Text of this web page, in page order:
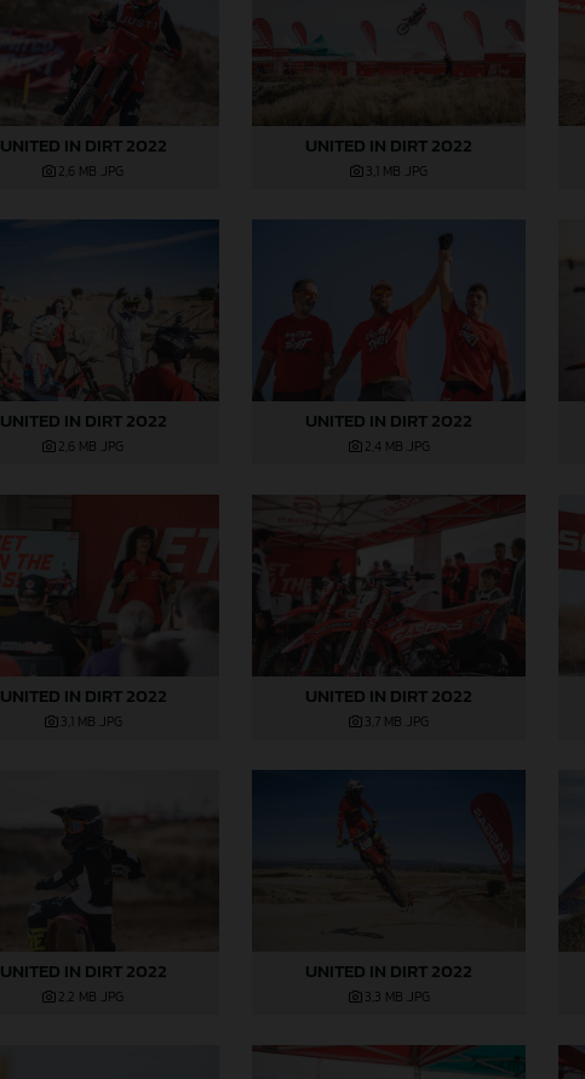
UNITED IN DIRT 2022
2,6 MB .JPG
UNITED IN DIRT 2022
3,1 MB .JPG
UNITED IN DIRT 2022
2,6 MB .JPG
UNITED IN DIRT 2022
2,4 MB .JPG
UNITED IN DIRT 2022
3,1 MB .JPG
UNITED IN DIRT 2022
3,7 MB .JPG
UNITED IN DIRT 2022
2,2 MB .JPG
UNITED IN DIRT 2022
3,3 MB .JPG